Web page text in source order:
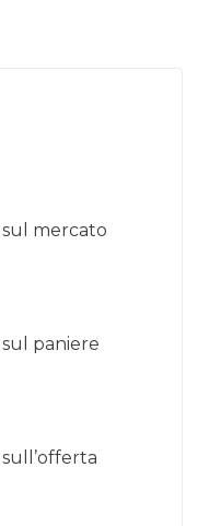
mercato
paniere